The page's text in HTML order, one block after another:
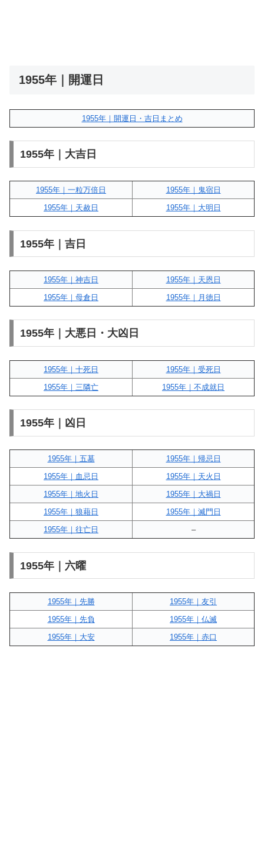
1955年｜開運日
1955年｜開運日・吉日まとめ
1955年｜大吉日
1955年｜一粒万倍日
1955年｜鬼宿日
1955年｜天赦日
1955年｜大明日
1955年｜吉日
1955年｜神吉日
1955年｜天恩日
1955年｜母倉日
1955年｜月徳日
1955年｜大悪日・大凶日
1955年｜十死日
1955年｜受死日
1955年｜三隣亡
1955年｜不成就日
1955年｜凶日
1955年｜五墓
1955年｜帰忌日
1955年｜血忌日
1955年｜天火日
1955年｜地火日
1955年｜大禍日
1955年｜狼藉日
1955年｜滅門日
1955年｜往亡日
–
1955年｜六曜
1955年｜先勝
1955年｜友引
1955年｜先負
1955年｜仏滅
1955年｜大安
1955年｜赤口